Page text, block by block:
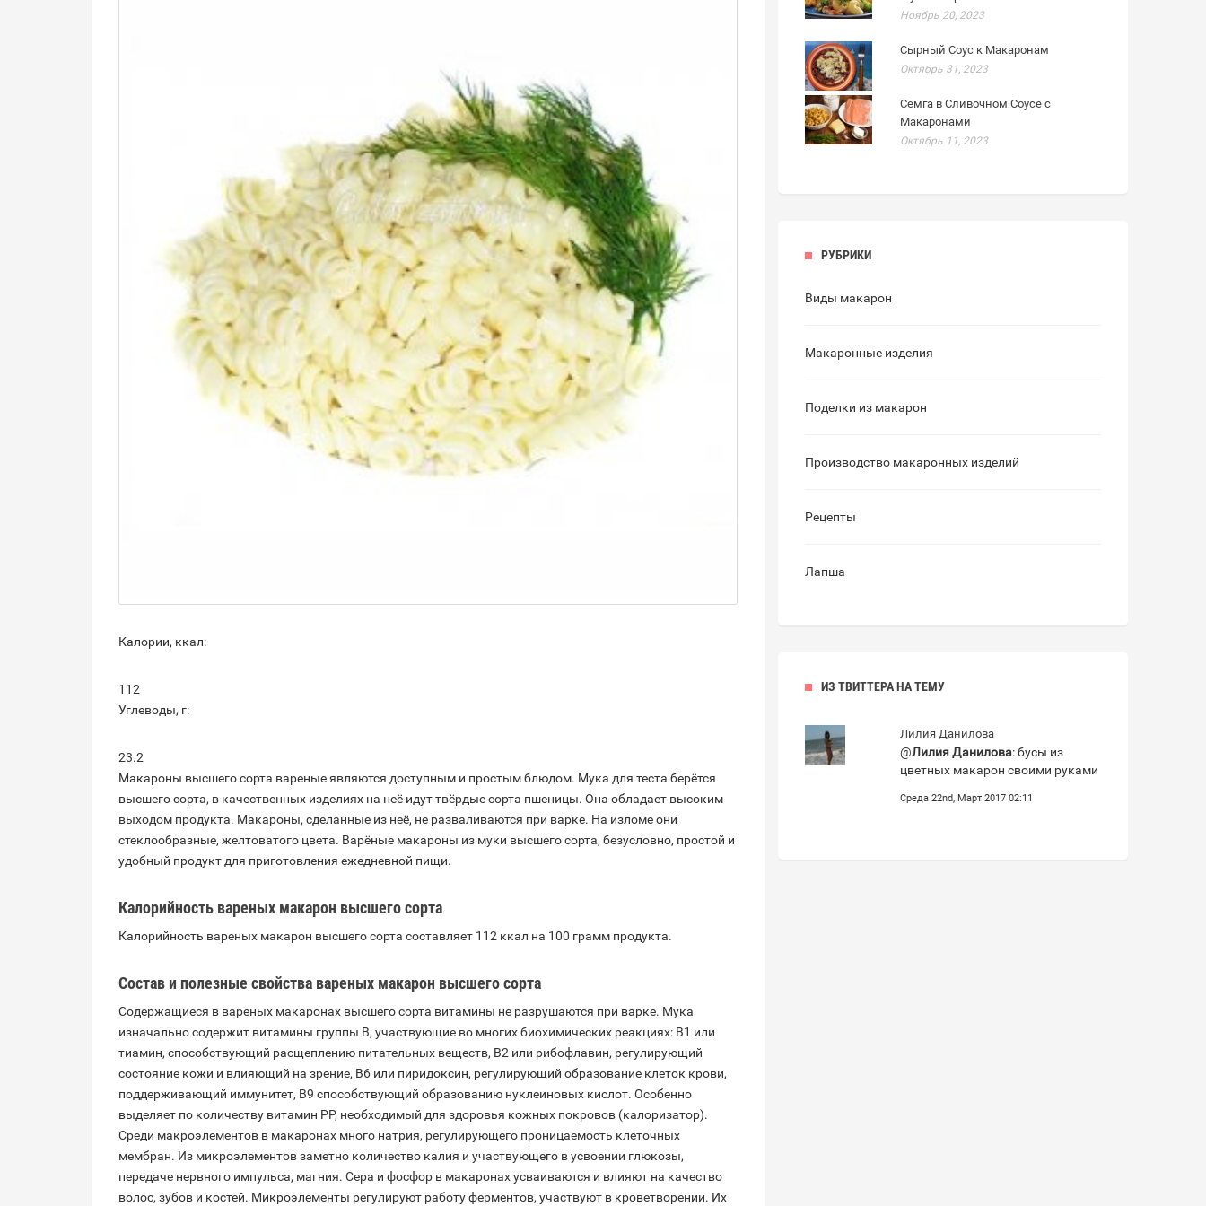
Калории, ккал:
112
Углеводы, г:
23.2
Макароны высшего сорта вареные являются доступным и простым блюдом. Мука для теста берётся
высшего сорта, в качественных изделиях на неё идут твёрдые сорта пшеницы. Она обладает высоким
выходом продукта. Макароны, сделанные из неё, не разваливаются при варке. На изломе они
стеклообразные, желтоватого цвета. Варёные макароны из муки высшего сорта, безусловно, простой и
удобный продукт для приготовления ежедневной пищи.
Калорийность вареных макарон высшего сорта
Калорийность вареных макарон высшего сорта составляет 112 ккал на 100 грамм продукта.
Состав и полезные свойства вареных макарон высшего сорта
Содержащиеся в вареных макаронах высшего сорта витамины не разрушаются при варке. Мука
изначально содержит витамины группы B, участвующие во многих биохимических реакциях: B1 или
тиамин, способствующий расщеплению питательных веществ, B2 или рибофлавин, регулирующий
состояние кожи и влияющий на зрение, B6 или пиридоксин, регулирующий образование клеток крови,
поддерживающий иммунитет, B9 способствующий образованию нуклеиновых кислот. Особенно
выделяет по количеству витамин PP, необходимый для здоровья кожных покровов (калоризатор).
Среди макроэлементов в макаронах много натрия, регулирующего проницаемость клеточных
мембран. Из микроэлементов заметно количество калия и участвующего в усвоении глюкозы,
передаче нервного импульса, магния. Сера и фосфор в макаронах усваиваются и влияют на качество
волос, зубов и костей. Микроэлементы регулируют работу ферментов, участвуют в кроветворении. Их
Ноябрь 20, 2023
Сырный Соус к Макаронам
Октябрь 31, 2023
Семга в Сливочном Соусе с
Макаронами
Октябрь 11, 2023
РУБРИКИ
Виды макарон
Макаронные изделия
Поделки из макарон
Производство макаронных изделий
Рецепты
Лапша
ИЗ ТВИТТЕРА НА ТЕМУ
Лилия Данилова
@Лилия Данилова: бусы из
цветных макарон своими руками
Среда 22nd, Март 2017 02:11